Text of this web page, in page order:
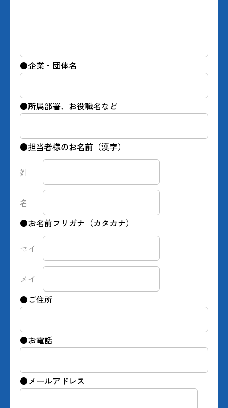
●企業・団体名
●所属部署、お役職名など
●担当者様のお名前（漢字）
姓
名
●お名前フリガナ（カタカナ）
セイ
メイ
●ご住所
●お電話
●メールアドレス